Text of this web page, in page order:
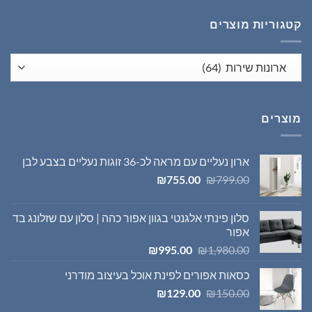
קטגוריות מוצרים
מוצרים
ארון נעליים עם מראה לכ-36 זוגות נעליים בצבע לבן
₪799.00
המחיר
₪799.00.
₪755.00
המחיר
₪755.00.
סלון פינתי אלגנטי בגוון אפור כהה | סלון עם שזלונג בד
אפור
₪1,980.00
המחיר
היה:
₪1,980.00.
₪995.00
המחיר
הוא:
כסאות אפורים לפינת אוכל בעיצוב מודרני
₪150.00
המחיר ₪129.00
המחיר